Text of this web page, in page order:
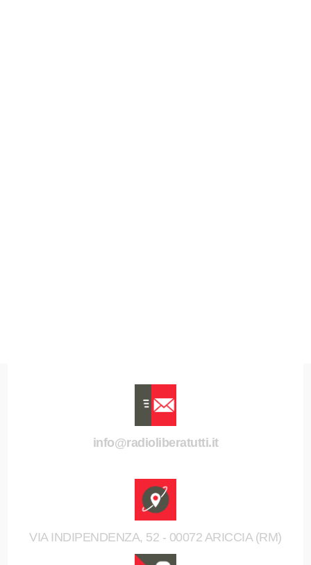
info@radioliberatutti.it
VIA INDIPENDENZA, 52 - 00072 ARICCIA (RM)